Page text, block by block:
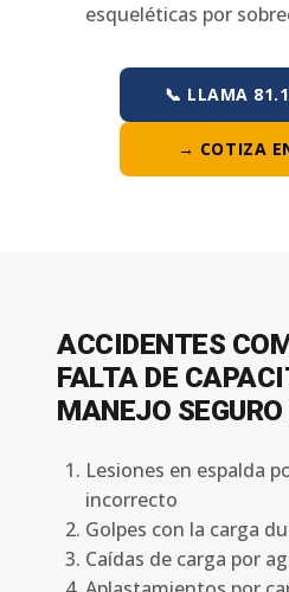
esqueléticas por
📞 LLAMA
→ COTIZA
ACCIDENTES
FALTA DE
MANEJO
Lesiones en espalda
incorrecto
Golpes con la carga
Caídas de carga por